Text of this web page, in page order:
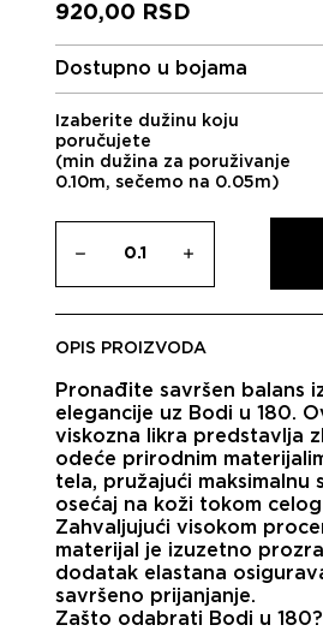
920,00 RSD
Dostupno u bojama
Izaberite dužinu koju
poručujete
(min dužina za poruživanje
0.10m, sečemo na 0.05m)
OPIS PROIZVODA
Pronađite savršen balans
elegancije uz Bodi u 180.
viskozna likra predstavlja
odeće prirodnim
tela, pružajući
osećaj na koži tokom
Zahvaljujući visokom
materijal je izuzetno
dodatak elastana
savršeno prijanjanje.
Zašto odabrati Bodi u 180?